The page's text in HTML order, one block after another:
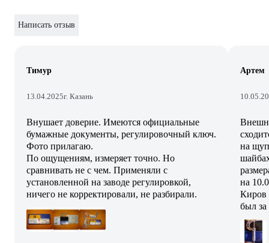
Написать отзыв
Тимур
13.04.2025г. Казань
Внушает доверие. Имеются официальные
бумажные документы, регулировочный ключ.
Фото прилагаю.
По ощущениям, измеряет точно. Но
сравнивать не с чем. Применяли с
установленной на заводе регулировкой,
ничего не корректировали, не разбирали.
Артем
на
на
Киров
был за